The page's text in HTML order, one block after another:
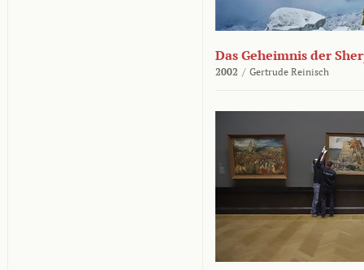
Das Geheimnis der
2002 / Gertrude Reinisch